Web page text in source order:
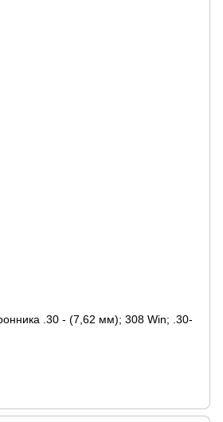
.30 - (7,62 мм); 308 Win; .30-